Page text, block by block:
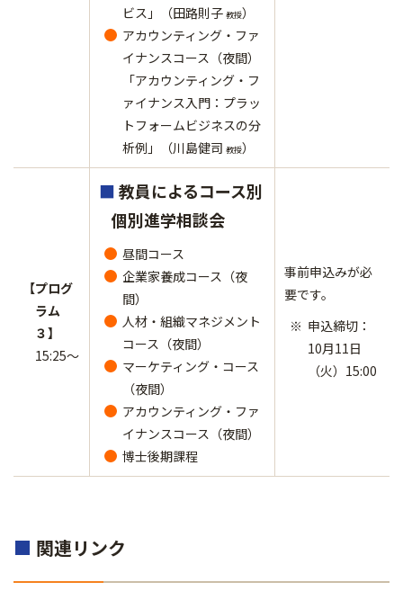
ビス」（田路則子 教授）
アカウンティング・ファ
イナンスコース（夜間）
「アカウンティング・フ
ァイナンス入門：プラッ
トフォームビジネスの分
析例」（川島健司 教授）
【プログ
ラム
３】
15:25～
■教員によるコース別
個別進学相談会
昼間コース
企業家養成コース（夜
間）
人材・組織マネジメント
コース（夜間）
マーケティング・コース
（夜間）
アカウンティング・ファ
イナンスコース（夜間）
博士後期課程
事前申込みが必
要です。
申込締切：
10月11日
（火）15:00
■ 関連リンク